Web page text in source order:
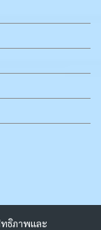
ทธิภาพและ